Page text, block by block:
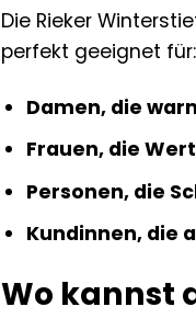
Die Rieker
perfekt geeignet für:
Damen, die
Frauen, die
Personen, die
Kundinnen, die
Wo kannst